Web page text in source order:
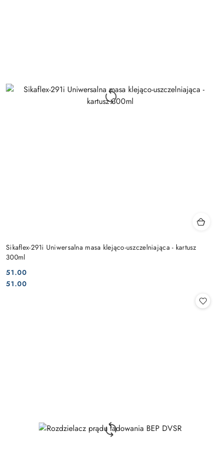
Sikaflex-291i Uniwersalna masa klejąco-uszczelniająca - kartusz
300ml
Cena:
51.00
Cena:
51.00